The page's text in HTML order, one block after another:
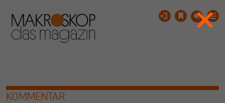
KOMMENTAR